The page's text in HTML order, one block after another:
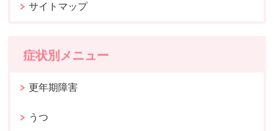
サイトマップ
症状別メニュー
更年期障害
うつ